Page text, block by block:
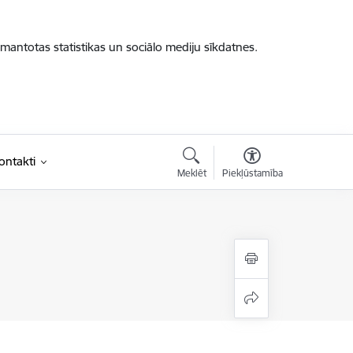
statistikas un sociālo mediju sīkdatnes.
Meklēt Piekļūstamība